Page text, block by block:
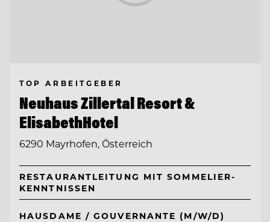
TOP ARBEITGEBER
Neuhaus Zillertal Resort &
ElisabethHotel
6290 Mayrhofen, Österreich
RESTAURANTLEITUNG MIT SOMMELIER-
KENNTNISSEN
HAUSDAME / GOUVERNANTE (M/W/D)